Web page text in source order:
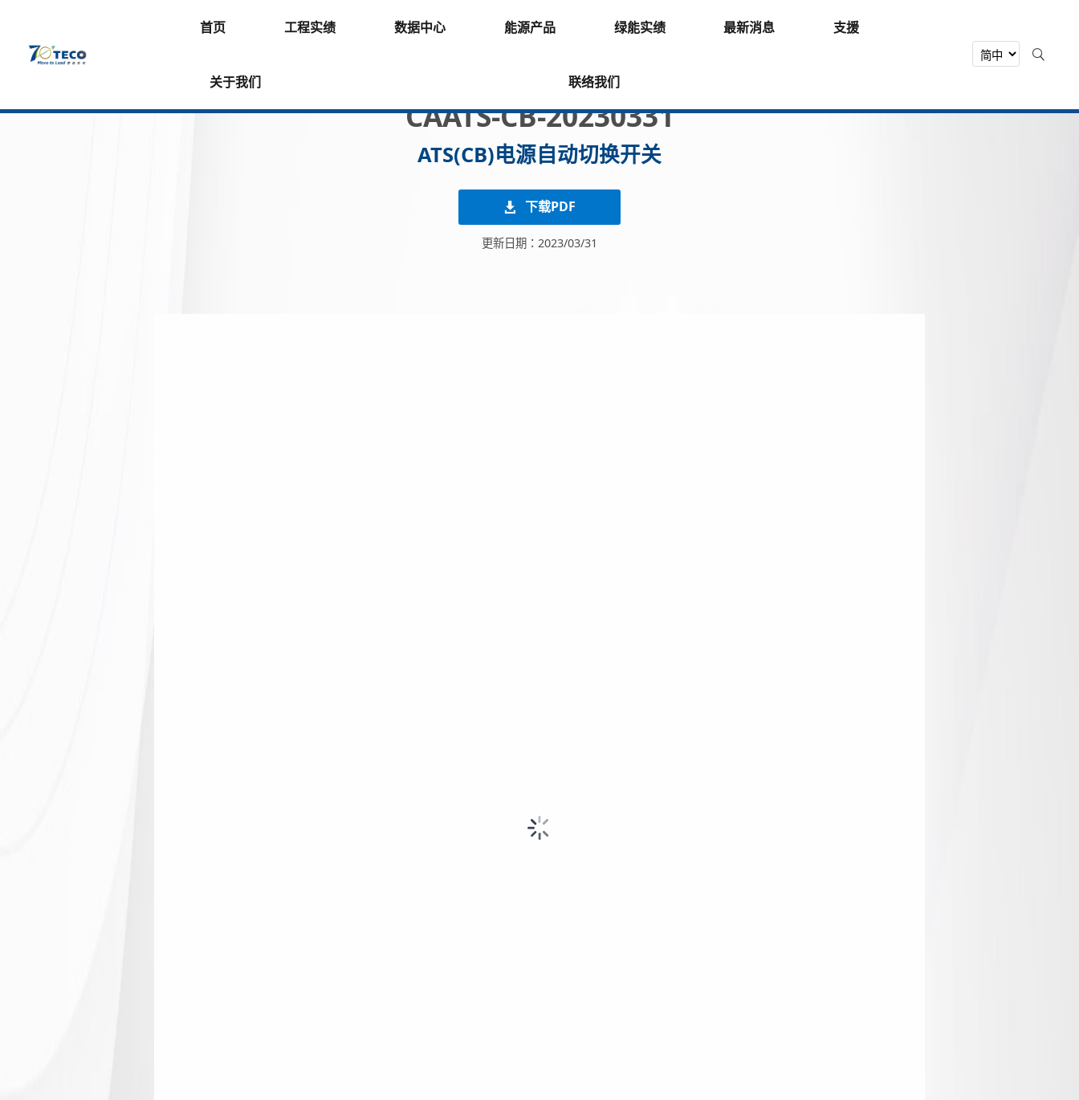
首页 工程实绩 数据中心 能源产品 绿能实绩 最新消息 支援
关于我们 联络我们
CAATS-CB-20230331
ATS(CB)电源自动切换开关
下载PDF
更新日期：2023/03/31